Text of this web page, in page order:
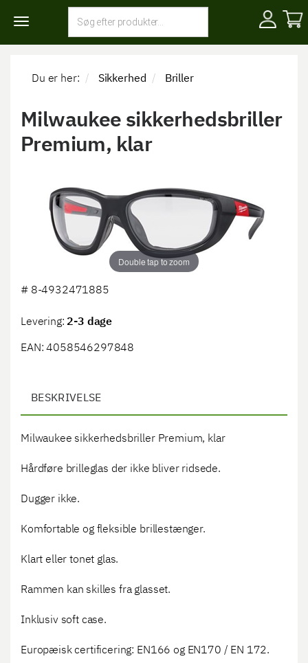
Toggle
navigation
Du er her: Sikkerhed Briller
Milwaukee sikkerhedsbriller
Premium, klar
Double tap to zoom
# 8-4932471885
Levering: 2-3 dage
EAN: 4058546297848
BESKRIVELSE
Milwaukee sikkerhedsbriller Premium, klar
Hårdføre brilleglas der ikke bliver ridsede.
Dugger ikke.
Komfortable og fleksible brillestænger.
Klart eller tonet glas.
Rammen kan skilles fra glasset.
Inklusiv soft case.
Europæisk certificering: EN166 og EN170 / EN 172.